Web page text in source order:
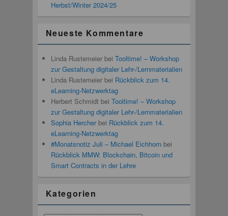
Herbst/Winter 2024/25
Neueste Kommentare
Linda Rustemeierbei Tooltime! – Workshop
zur Gestaltung digitaler Lehr-/Lernmaterialien
Linda Rustemeierbei Rückblick zum 14.
eLearning-Netzwerktag
Herbert Schmidt bei Tooltime! – Workshop
zur Gestaltung digitaler Lehr-/Lernmaterialien
Sophia Hercherbei Rückblick zum 14.
eLearning-Netzwerktag
#Monatsnotiz Juli – Michael Eichhornbei
Rückblick MMW: Blockchain, Bitcoin und
Smart Contracts in der Lehre
Kategorien